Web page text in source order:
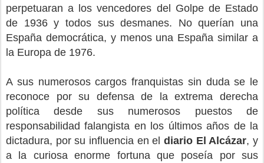
perpetuaran a los vencedores del Golpe de Estado
de 1936 y todos sus desmanes. No querían una
España democrática, y menos una España similar a
la Europa de 1976.
A sus numerosos cargos franquistas sin duda se le
reconoce por su defensa de la extrema derecha
política desde sus numerosos puestos de
responsabilidad falangista en los últimos años de la
dictadura, por su influencia en el diario El Alcázar, y
a la curiosa enorme fortuna que poseía por sus